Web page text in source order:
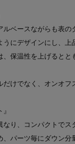
ルベースながらも表
にデザインにし、上
、保温性を上げると
だけでなく、オンオ
なり、コンパクトで
、パーツ毎にダウン